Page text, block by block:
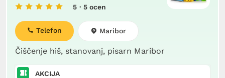
5 · 5 ocen
Čiščenje hiš, stanovanj, pisarn Maribor
Telefon Maribor
AKCIJA